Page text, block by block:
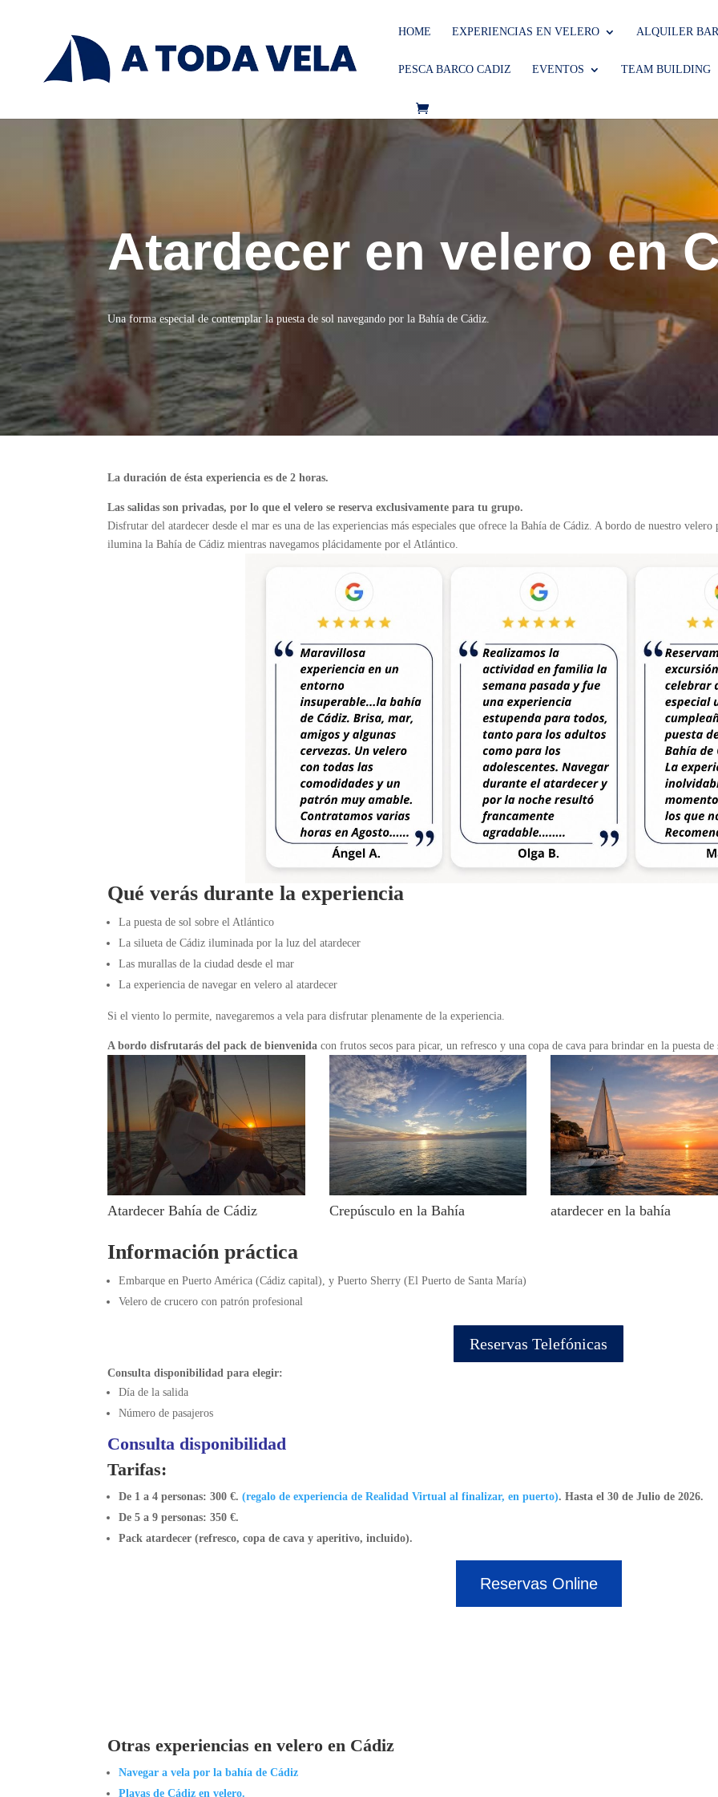
HOME EXPERIENCIAS EN VELERO ALQUILER
PESCA BARCO CADIZ EVENTOS TEAM BUILDING
Atardecer en velero en
Una forma especial de contemplar la puesta de sol navegando por la Bahía de Cádiz.
La duración de ésta experiencia es de 2 horas.
Las salidas son privadas, por lo que el velero se reserva exclusivamente para tu grupo.
Disfrutar del atardecer desde el mar es una de las experiencias más especiales que ofrece la Bahía de Cádiz. A bordo de nuestro
ilumina la Bahía de Cádiz mientras navegamos plácidamente por el Atlántico.
Qué verás durante la experiencia
La puesta de sol sobre el Atlántico
La silueta de Cádiz iluminada por la luz del atardecer
Las murallas de la ciudad desde el mar
La experiencia de navegar en velero al atardecer
Si el viento lo permite, navegaremos a vela para disfrutar plenamente de la experiencia.
A bordo disfrutarás del pack de bienvenida con frutos secos para picar, un refresco y una copa de cava para brindar en la puesta de
Atardecer Bahía de Cádiz Crepúsculo en la Bahía atardecer en la bahía
Información práctica
Embarque en Puerto América (Cádiz capital), y Puerto Sherry (El Puerto de Santa María)
Velero de crucero con patrón profesional
Reservas Telefónicas
Consulta disponibilidad para elegir:
Día de la salida
Número de pasajeros
Consulta disponibilidad
Tarifas:
De 1 a 4 personas: 300 €.(regalo de experiencia de Realidad Virtual al finalizar, en puerto). Hasta el 30 de Julio de 2026.
De 5 a 9 personas: 350 €.
Pack atardecer (refresco, copa de cava y aperitivo, incluido).
Reservas Online
Otras experiencias en velero en Cádiz
Navegar a vela por la bahía de Cádiz
Playas de Cádiz en velero.